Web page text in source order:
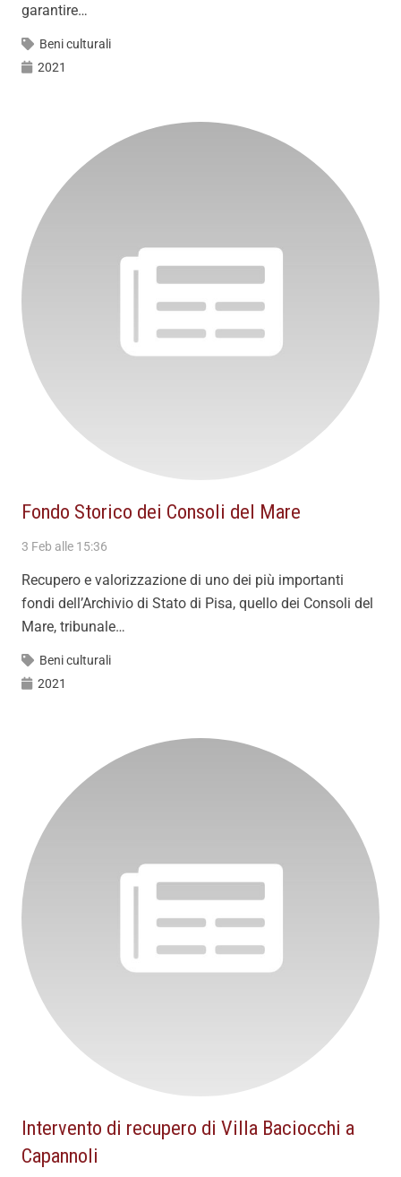
garantire…
Beni culturali
2021
Fondo Storico dei Consoli del Mare
3 Feb alle 15:36
Recupero e valorizzazione di uno dei più importanti
fondi dell’Archivio di Stato di Pisa, quello dei Consoli del
Mare, tribunale…
Beni culturali
2021
Intervento di recupero di Villa Baciocchi a
Capannoli